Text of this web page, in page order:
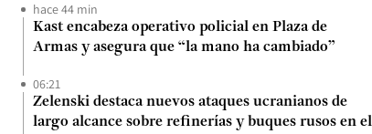
hace 44 min
Kast encabeza operativo policial en Plaza de
Armas y asegura que “la mano ha cambiado”
06:21
Zelenski destaca nuevos ataques ucranianos de
largo alcance sobre refinerías y buques rusos en el